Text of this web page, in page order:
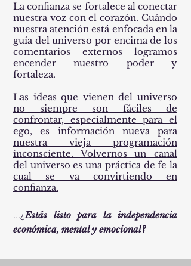
La confianza se fortalece al conectar
nuestra voz con el corazón. Cuándo
nuestra atención está enfocada en la
guía del universo por encima de los
comentarios externos logramos
encender nuestro poder y
fortaleza.
Las ideas que vienen del universo
no siempre son fáciles de
confrontar, especialmente para el
ego, es información nueva para
nuestra vieja programación
inconsciente. Volvernos un canal
del universo es una práctica de fe la
cual se va convirtiendo en
confianza.
...¿Estás listo para la independencia
económica, mental y emocional?